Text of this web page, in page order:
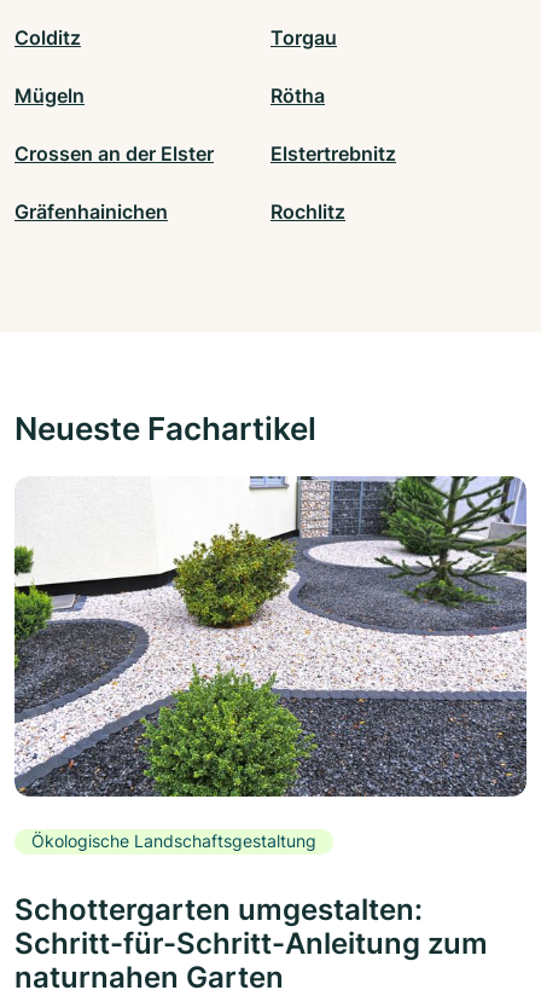
Colditz Torgau
Mügeln Rötha
Crossen an der Elster Elstertrebnitz
Gräfenhainichen Rochlitz
Neueste Fachartikel
Ökologische Landschaftsgestaltung
Schottergarten umgestalten:
Schritt-für-Schritt-Anleitung zum
naturnahen Garten